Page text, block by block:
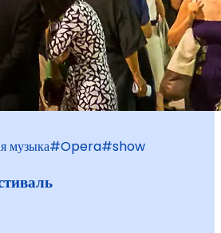
музыка#Opera#show